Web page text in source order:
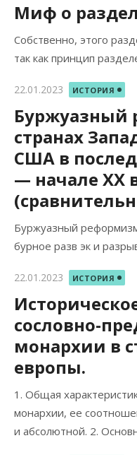
Миф о
Собственно, этого
так как принцип
Опубликовано
22.01.2023 ИСТОРИЯ
Буржуазный
странах
США в
— начале XX
Буржуазный
бурное разв эк и
Опубликовано
22.01.2023 ИСТОРИЯ
сословно-
монархии в
европы.
1. Общая
монархии, ее
и абсолютной. 2.